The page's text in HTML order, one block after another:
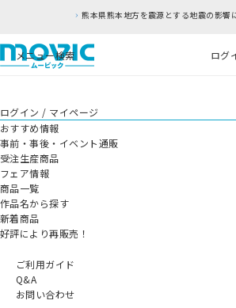
熊本県熊本地方を震源とする地震の影響
メニュー検索 ログ
ログイン / マイページ
おすすめ情報
事前・事後・イベント通販
受注生産商品
フェア情報
商品一覧
作品名から探す
新着商品
好評により再販売！
ご利用ガイド
Q&A
お問い合わせ